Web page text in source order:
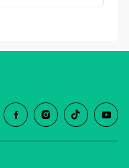
engage les élèves
la réussite